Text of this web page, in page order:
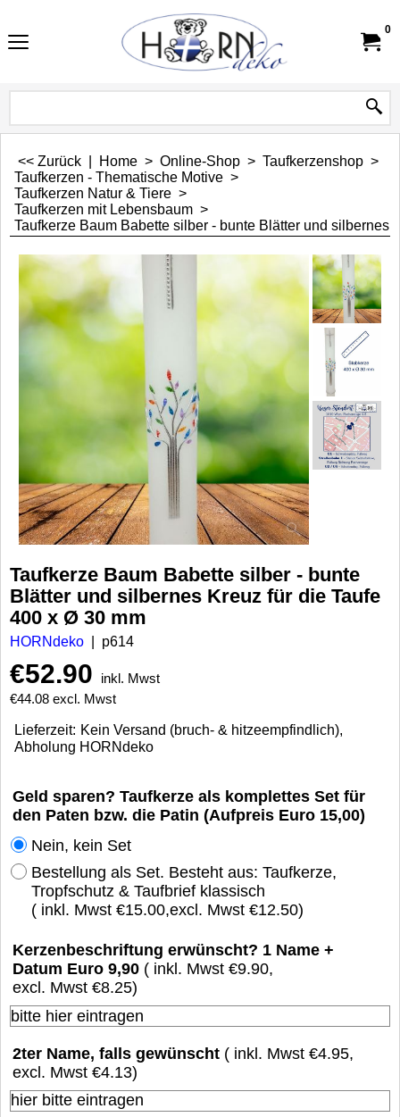
0
<< Zurück Home > Online-Shop > Taufkerzenshop >
Taufkerzen - Thematische Motive >
Taufkerzen Natur & Tiere >
Taufkerzen mit Lebensbaum >
Taufkerze Baum Babette silber - bunte Blätter und silbernes
Taufkerze Baum Babette silber - bunte
Blätter und silbernes Kreuz für die Taufe
400 x Ø 30 mm
HORNdeko p614
€52.90
inkl. Mwst
€44.08 excl. Mwst
Lieferzeit: Kein Versand (bruch- & hitzeempfindlich),
Abholung HORNdeko
Geld sparen? Taufkerze als komplettes Set für
den Paten bzw. die Patin (Aufpreis Euro 15,00)
Nein, kein Set
Bestellung als Set. Besteht aus: Taufkerze,
Tropfschutz & Taufbrief klassisch
( inkl. Mwst €15.00,excl. Mwst €12.50)
Kerzenbeschriftung erwünscht? 1 Name +
Datum Euro 9,90 ( inkl. Mwst €9.90,
excl. Mwst €8.25)
2ter Name, falls gewünscht ( inkl. Mwst €4.95,
excl. Mwst €4.13)